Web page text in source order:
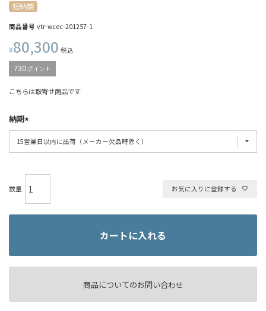
短納期
商品番号 vtr-wcec-201257-1
¥80,300 税込
730ポイント
こちらは取寄せ商品です
納期
お気に入りに登録する
カートに入れる
商品についてのお問い合わせ